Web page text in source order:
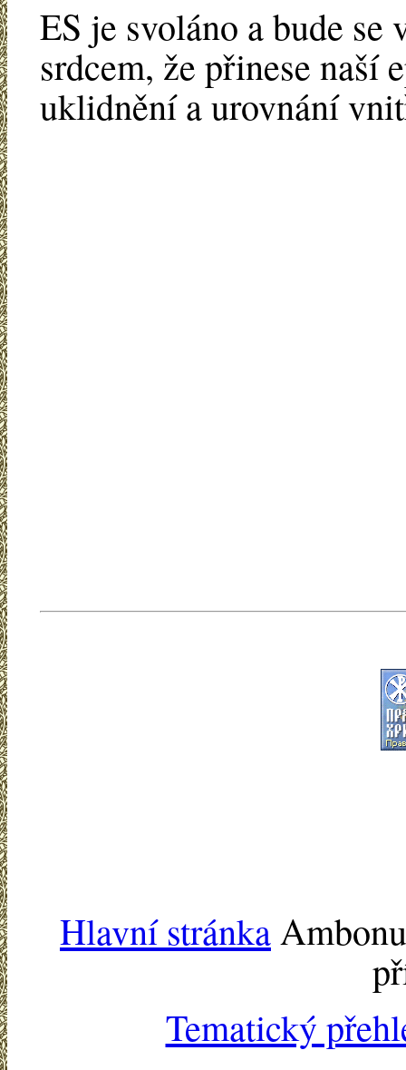
ES je svoláno a bude
srdcem, že přinese naší
uklidnění a urovnání
Hlavní stránka
Tematický